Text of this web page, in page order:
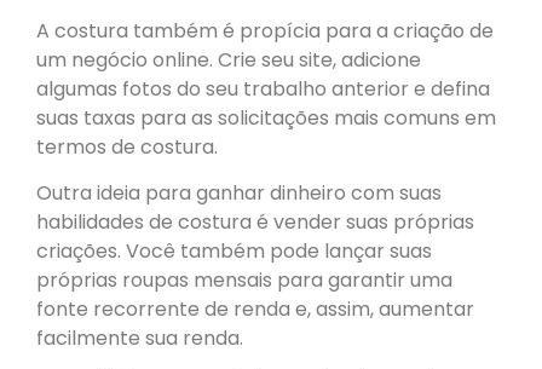
A costura também é propícia para a criação de
um negócio online. Crie seu site, adicione
algumas fotos do seu trabalho anterior e defina
suas taxas para as solicitações mais comuns em
termos de costura.
Outra ideia para ganhar dinheiro com suas
habilidades de costura é vender suas próprias
criações. Você também pode lançar suas
próprias roupas mensais para garantir uma
fonte recorrente de renda e, assim, aumentar
facilmente sua renda.